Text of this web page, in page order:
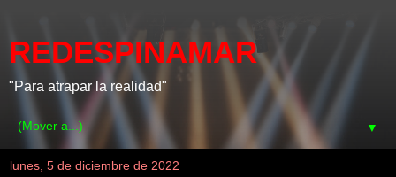
REDESPINAMAR
"Para atrapar la realidad"
▼
lunes, 5 de diciembre de 2022